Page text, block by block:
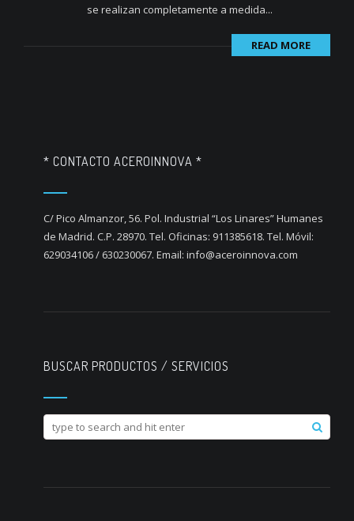
se realizan completamente a medida...
READ MORE
* CONTACTO ACEROINNOVA *
C/ Pico Almanzor, 56. Pol. Industrial “Los Linares” Humanes
de Madrid. C.P. 28970. Tel. Oficinas: 911385618. Tel. Móvil:
629034106 / 630230067. Email: info@aceroinnova.com
BUSCAR PRODUCTOS / SERVICIOS